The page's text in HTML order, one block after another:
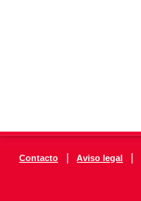
Contacto | Aviso legal |